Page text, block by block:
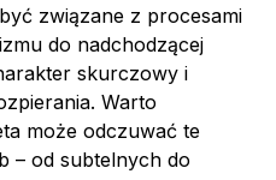
związane z procesami
do nadchodzącej
skurczowy i
Warto
może odczuwać te
– od subtelnych do